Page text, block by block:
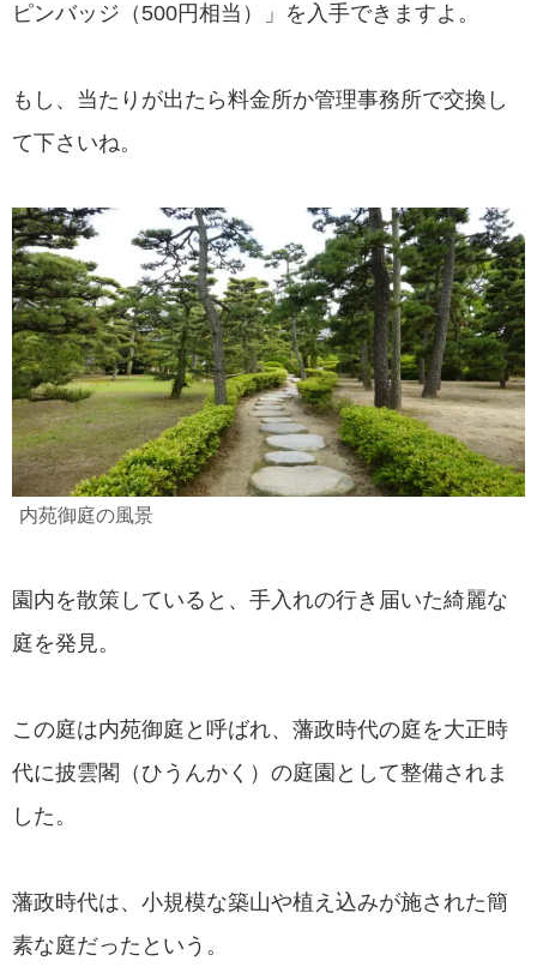
ピンバッジ（500円相当）」を入手できますよ。
もし、当たりが出たら料金所か管理事務所で交換し
て下さいね。
内苑御庭の風景
園内を散策していると、手入れの行き届いた綺麗な
庭を発見。
この庭は内苑御庭と呼ばれ、藩政時代の庭を大正時
代に披雲閣（ひうんかく）の庭園として整備されま
した。
藩政時代は、小規模な築山や植え込みが施された簡
素な庭だったという。